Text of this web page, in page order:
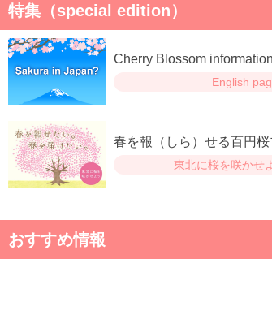
特集（special edition）
Cherry Blossom
English
春を報（しら）せる百円桜
東北に桜を咲かせ
おすすめ情報